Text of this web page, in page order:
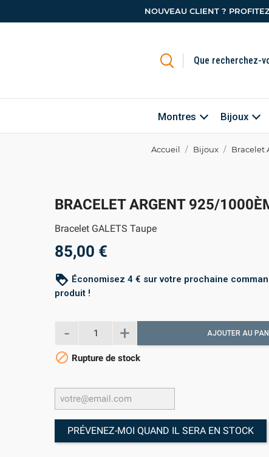
NOUVEAU CLIENT ?
Montres Bijoux
Accueil Bijoux Bracelet
BRACELET ARGENT 925/
Bracelet GALETS Taupe
85,00 €
loyalty Économisez 4 € sur votre prochaine
produit !
AJOUTER AU
 Rupture de stock
PRÉVENEZ-MOI QUAND IL SERA EN STOCK